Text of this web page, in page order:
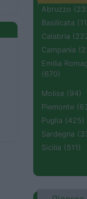
Abruzzo
Basilicata
Calabria
Campania
Emilia
(670)
Molise (94)
Piemonte
Puglia (425)
Sardegna
Sicilia (511)